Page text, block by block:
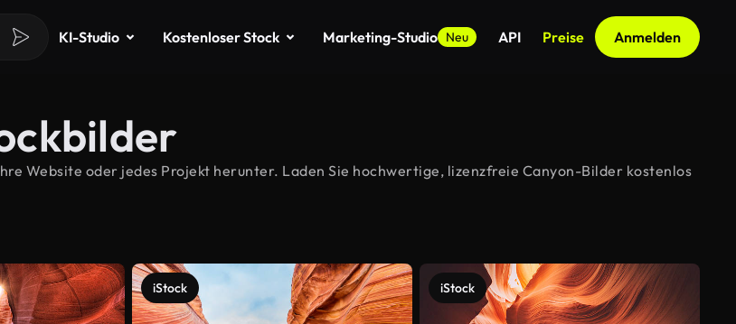
KI-Studio Kostenloser Stock Marketing-Studio Neu API Preise Anmelden
Website oder jedes Projekt herunter. Laden Sie hochwertige, lizenzfreie Canyon-Bilder kostenlos
iStock iStock